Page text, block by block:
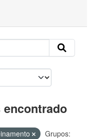
Grupos: